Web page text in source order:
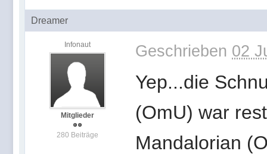
Dreamer
Infonaut
Mitglieder
280 Beiträge
Geschrieben 02
Yep...die
(OmU) war
Mandalorian